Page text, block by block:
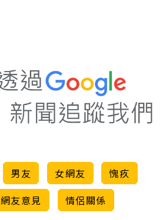
男友 女網友
愧疚
網友意見 情侶關係